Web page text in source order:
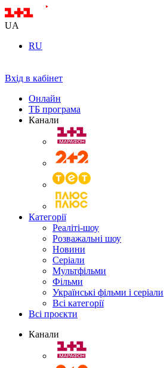
UA
RU
Вхід в кабінет
Онлайн
ТБ програма
Канали
Категорії
Реаліті-шоу
Розважальні шоу
Новини
Серіали
Мультфільми
Фільми
Українські фільми і серіали
Всі категорії
Всі проєкти
Канали